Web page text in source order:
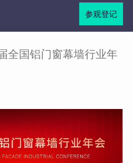
参观登记
全国铝门窗幕墙行业年